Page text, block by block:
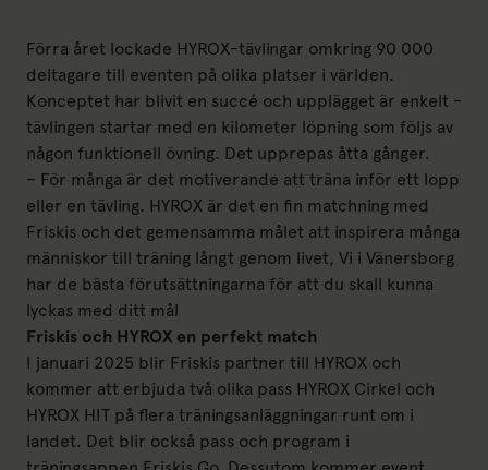
Förra året lockade HYROX-tävlingar omkring 90 000
deltagare till eventen på olika platser i världen.
Konceptet har blivit en succé och upplägget är enkelt -
tävlingen startar med en kilometer löpning som följs av
någon funktionell övning. Det upprepas åtta gånger.
– För många är det motiverande att träna inför ett lopp
eller en tävling. HYROX är det en fin matchning med
Friskis och det gemensamma målet att inspirera många
människor till träning långt genom livet, Vi i Vänersborg
har de bästa förutsättningarna för att du skall kunna
lyckas med ditt mål
Friskis och HYROX en perfekt match
I januari 2025 blir Friskis partner till HYROX och
kommer att erbjuda två olika pass HYROX Cirkel och
HYROX HIT på flera träningsanläggningar runt om i
landet. Det blir också pass och program i